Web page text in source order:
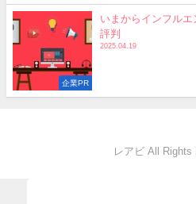
企業PR
いまからインフル
評判
2025.04.19
レアビ All Rights